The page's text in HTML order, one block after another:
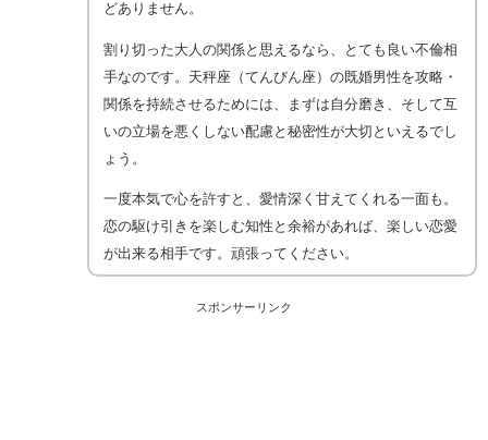
どありません。
割り切った大人の関係と思えるなら、とても良い不倫相
手なのです。天秤座（てんびん座）の既婚男性を攻略・
関係を持続させるためには、まずは自分磨き、そして互
いの立場を悪くしない配慮と秘密性が大切といえるでし
ょう。
一度本気で心を許すと、愛情深く甘えてくれる一面も。
恋の駆け引きを楽しむ知性と余裕があれば、楽しい恋愛
が出来る相手です。頑張ってください。
スポンサーリンク